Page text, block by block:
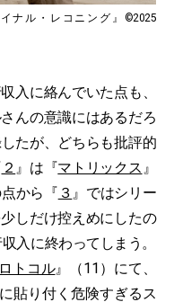
ナル・レコニング』©2025
入に絡んでいた点も、
んの意識にはあるだろ
たが、どちらも批評的
２ 』は『マトリックス 』
から『 ３ 』ではシリー
しだけ控えめにしたの
入に終わってしまう。
トコル』（11）にて、
貼り付く危険すぎるス